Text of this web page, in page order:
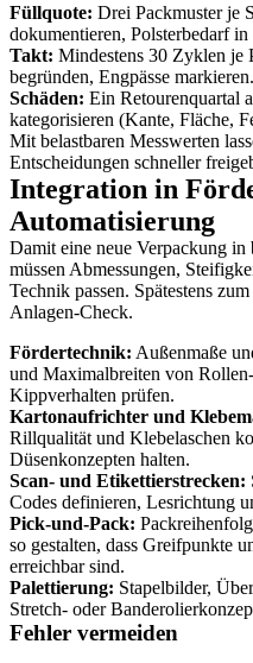
Füllquote: Drei Packmuster je
dokumentieren, Polsterbedarf in
Takt: Mindestens 30 Zyklen je
begründen, Engpässe markieren.
Schäden: Ein Retourenquartal
kategorisieren (Kante, Fläche,
Mit belastbaren Messwerten
Entscheidungen schneller
Integration in
Automatisierung
Damit eine neue Verpackung in
müssen Abmessungen,
Technik passen. Spätestens
Anlagen-Check.
Fördertechnik: Außenmaße
und Maximalbreiten von
Kippverhalten prüfen.
Kartonaufrichter und
Rillqualität und Klebelaschen
Düsenkonzepten halten.
Scan- und Etikettierstrecken:
Codes definieren, Lesrichtung
Pick-und-Pack:
so gestalten, dass Greifpunkte
erreichbar sind.
Palettierung: Stapelbilder,
Stretch- oder
Fehler vermeiden